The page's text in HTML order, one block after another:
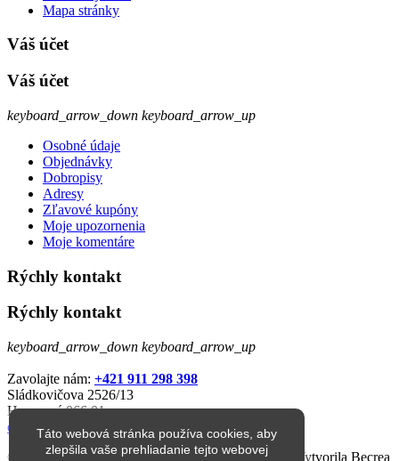
Mapa stránky
Váš účet
Váš účet
keyboard_arrow_down keyboard_arrow_up
Osobné údaje
Objednávky
Dobropisy
Adresy
Zľavové kupóny
Moje upozornenia
Moje komentáre
Rýchly kontakt
Rýchly kontakt
keyboard_arrow_down keyboard_arrow_up
Zavolajte nám: +421 911 298 398
Sládkovičova 2526/13
Humenné 066 01
eshop@jarkop.sk
Táto webová stránka používa cookies, aby
zlepšila vaše prehliadanie tejto webovej
© 1998 – 2026 jarkop.sk Všetky práva vyhradené. Vytvorila Becrea